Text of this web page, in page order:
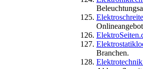
Branchen.